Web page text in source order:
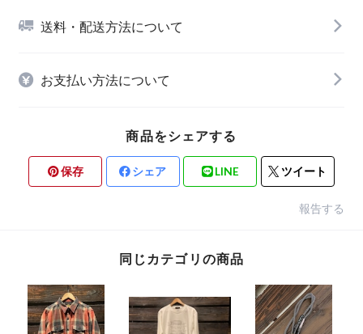
送料・配送方法について
お支払い方法について
商品をシェアする
保存 シェア LINE ツイート
報告する
同じカテゴリの商品